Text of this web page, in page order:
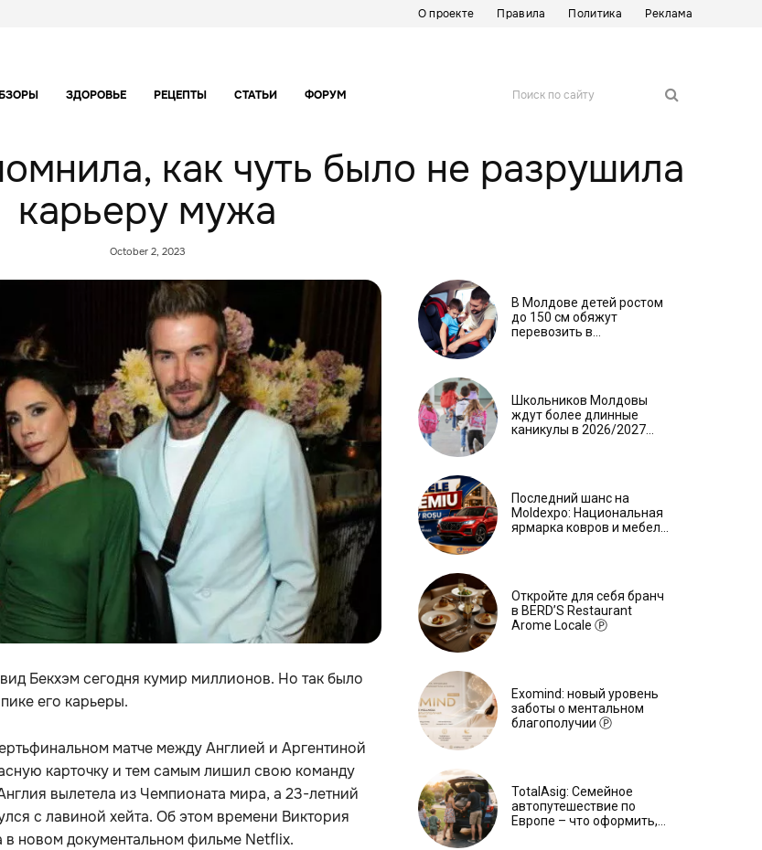
О проекте Правила Политика Реклама
ЗДОРОВЬЕ РЕЦЕПТЫ СТАТЬИ ФОРУМ Поиск по сайту
как чуть было не разрушила
карьеру мужа
October 2, 2023
Бекхэм сегодня кумир миллионов. Но так было
его карьеры.
матче между Англией и Аргентиной
карточку и тем самым лишил свою команду
вылетела из Чемпионата мира, а 23-летний
с лавиной хейта. Об этом времени Виктория
в новом документальном фильме Netflix.
В Молдове детей ростом
до 150 см обяжут
перевозить в
Школьников Молдовы
ждут более длинные
каникулы в 2026/2027
Последний шанс на
Moldexpo: Национальная
ярмарка ковров и мебели
Откройте для себя бранч
в BERD’S Restaurant
Arome Locale Ⓟ
Exomind: новый уровень
заботы о ментальном
благополучии Ⓟ
TotalAsig: Семейное
автопутешествие по
Европе – что оформить,